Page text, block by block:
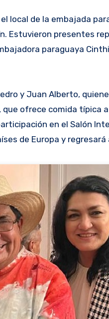
local de la embajada
Estuvieron presentes
paraguaya
y Juan Alberto,
ofrece comida típica
en el Salón
de Europa y